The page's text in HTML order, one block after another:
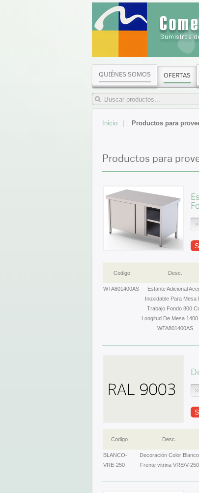
QUIÉNES SOMOS OFERTAS
Inicio Productos para
Productos para
Codigo Desc.
WTA801400AS
Estante Adicional
Inoxidable Para Mesa
Trabajo Fondo 800
Longitud De Mesa
WTA801400AS
Codigo Desc.
BLANCO-
VRE-250
Decoración Color Blanco
Frente vitrina VRE/V-250